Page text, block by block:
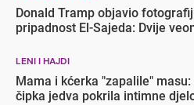
Donald Tramp objavio
pripadnost El-Sajeda: Dvije
LENI I HAJDI
Mama i kćerka "zapalile"
čipka jedva pokrila intimne